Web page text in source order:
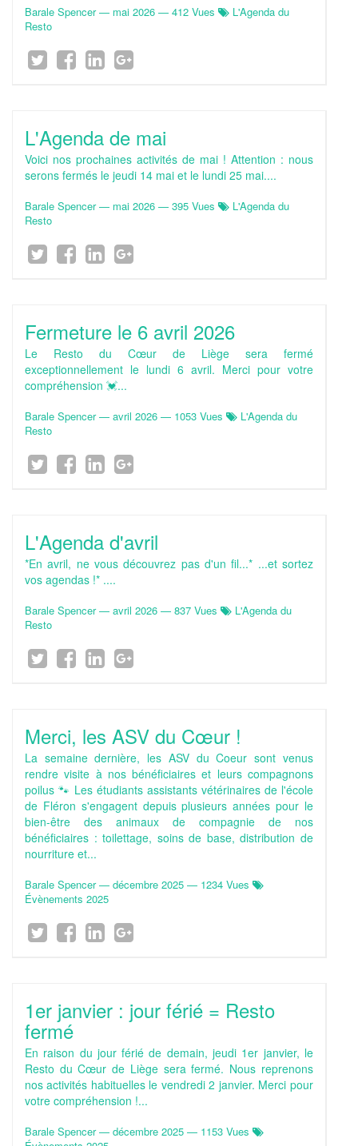
Barale Spencer— mai 2026 — 412 Vues
L'Agenda du
Resto
L'Agenda de mai
Voici nos prochaines activités de mai ! Attention : nous
serons fermés le jeudi 14 mai et le lundi 25 mai....
Barale Spencer— mai 2026 — 395 Vues
L'Agenda du
Resto
Fermeture le 6 avril 2026
Le Resto du Cœur de Liège sera fermé
exceptionnellement le lundi 6 avril. Merci pour votre
compréhension 💓...
Barale Spencer— avril 2026 — 1053 Vues
L'Agenda du
Resto
L'Agenda d'avril
*En avril, ne vous découvrez pas d'un fil...* ...et sortez
vos agendas !* ....
Barale Spencer— avril 2026 — 837 Vues
L'Agenda du
Resto
Merci, les ASV du Cœur !
La semaine dernière, les ASV du Coeur sont venus
rendre visite à nos bénéficiaires et leurs compagnons
poilus 🐾 Les étudiants assistants vétérinaires de l'école
de Fléron s'engagent depuis plusieurs années pour le
bien-être des animaux de compagnie de nos
bénéficiaires : toilettage, soins de base, distribution de
nourriture et...
Barale Spencer— décembre 2025 — 1234 Vues
Évènements 2025
1er janvier : jour férié = Resto
fermé
En raison du jour férié de demain, jeudi 1er janvier, le
Resto du Cœur de Liège sera fermé. Nous reprenons
nos activités habituelles le vendredi 2 janvier. Merci pour
votre compréhension !...
Barale Spencer— décembre 2025 — 1153 Vues